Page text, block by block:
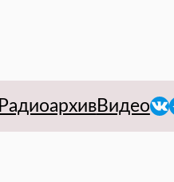
РадиоархивВидеоVK